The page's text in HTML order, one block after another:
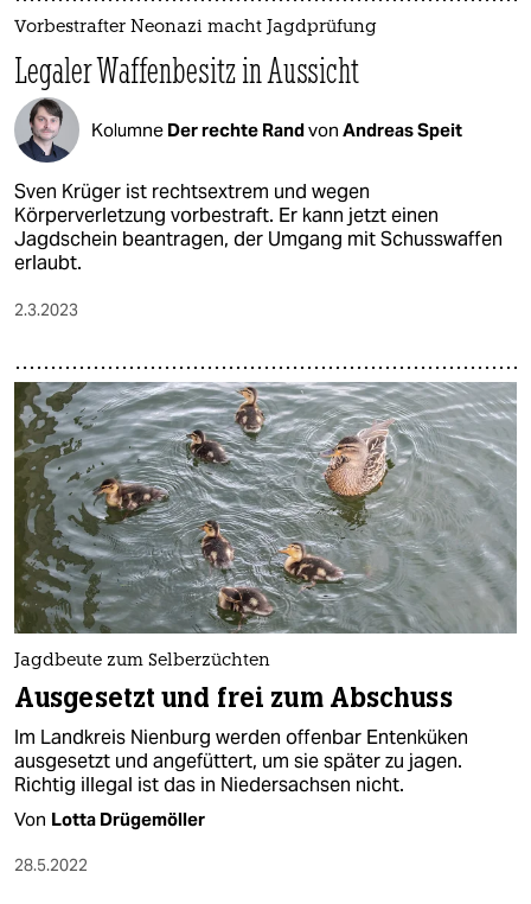
Vorbestrafter Neonazi macht Jagdprüfung
Legaler Waffenbesitz in Aussicht
Kolumne Der rechte Randvon Andreas Speit
Sven Krüger ist rechtsextrem und wegen
Körperverletzung vorbestraft. Er kann jetzt einen
Jagdschein beantragen, der Umgang mit Schusswaffen
erlaubt.
2.3.2023
Jagdbeute zum Selberzüchten
Ausgesetzt und frei zum Abschuss
Im Landkreis Nienburg werden offenbar Entenküken
ausgesetzt und angefüttert, um sie später zu jagen.
Richtig illegal ist das in Niedersachsen nicht.
Von Lotta Drügemöller
28.5.2022